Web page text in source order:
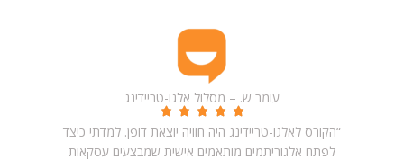
עומר ש. – מסלול אלגו-טריידינג
“הקורס לאלגו-טריידינג היה חוויה יוצאת דופן. למדתי כיצד
לפתח אלגוריתמים מותאמים אישית שמבצעים עסקאות